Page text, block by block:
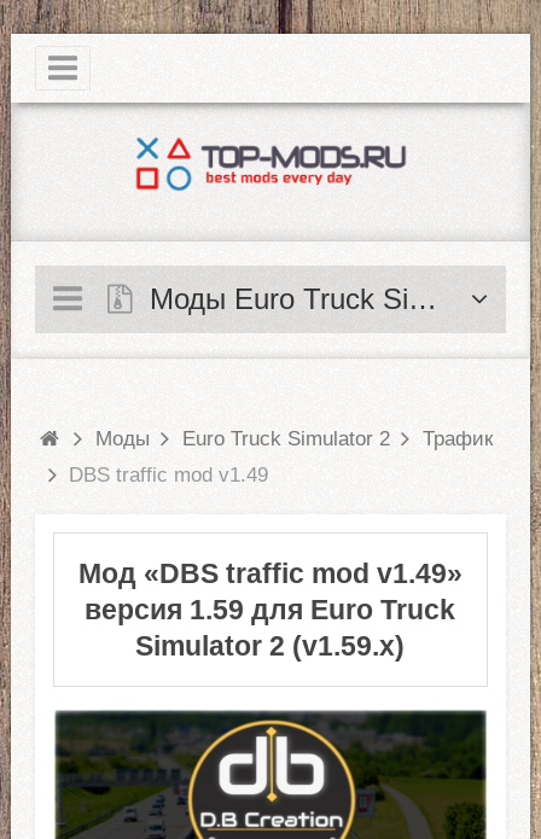
|
Моды Euro Truck Simulator 2
Моды Euro Truck Simulator 2
Трафик
DBS traffic mod v1.49
Мод «DBS traffic mod v1.49»
версия 1.59 для Euro Truck
Simulator 2 (v1.59.x)